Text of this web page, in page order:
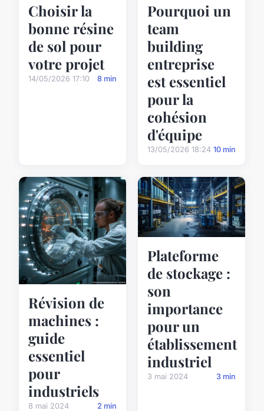
Choisir la
bonne résine
de sol pour
votre projet
14/05/2026 17:10 8 min
Pourquoi un
team
building
entreprise
est essentiel
pour la
cohésion
d'équipe
13/05/2026 18:24 10 min
Révision de
machines :
guide
essentiel
pour
industriels
8 mai 2024 2 min
Plateforme
de stockage :
son
importance
pour un
établissement
industriel
3 mai 2024 3 min